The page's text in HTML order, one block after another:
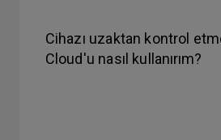
Cihazı uzaktan kontrol
Cloud'u nasıl kullanırım?